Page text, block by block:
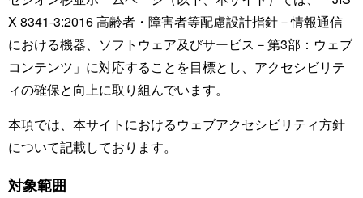
X 8341-3:2016 高齢者・障害者等配慮設計指針－情報通信
における機器、ソフトウェア及びサービス－第3部：ウェブ
コンテンツ」に対応することを目標とし、アクセシビリテ
ィの確保と向上に取り組んでいます。
本項では、本サイトにおけるウェブアクセシビリティ方針
について記載しております。
対象範囲